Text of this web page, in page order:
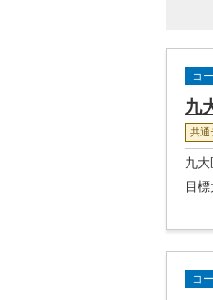
コ
九
共通
九
目
コ